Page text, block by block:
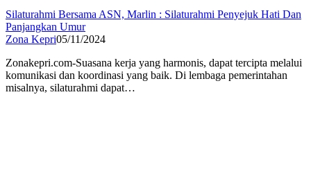
Silaturahmi Bersama ASN, Marlin : Silaturahmi Penyejuk Hati Dan
Panjangkan Umur
Zona Kepri05/11/2024
Zonakepri.com-Suasana kerja yang harmonis, dapat tercipta melalui
komunikasi dan koordinasi yang baik. Di lembaga pemerintahan
misalnya, silaturahmi dapat…